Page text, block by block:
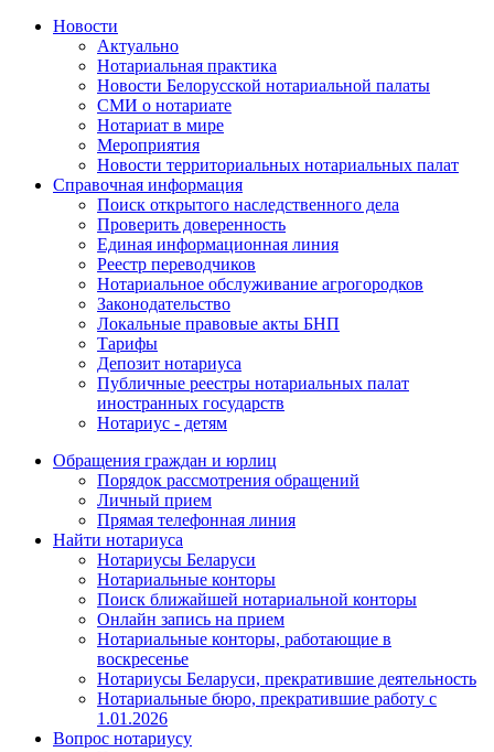
Новости
Актуально
Нотариальная практика
Новости Белорусской нотариальной палаты
СМИ о нотариате
Нотариат в мире
Мероприятия
Новости территориальных нотариальных палат
Справочная информация
Поиск открытого наследственного дела
Проверить доверенность
Единая информационная линия
Реестр переводчиков
Нотариальное обслуживание агрогородков
Законодательство
Локальные правовые акты БНП
Тарифы
Депозит нотариуса
Публичные реестры нотариальных палат
иностранных государств
Нотариус - детям
Обращения граждан и юрлиц
Порядок рассмотрения обращений
Личный прием
Прямая телефонная линия
Найти нотариуса
Нотариусы Беларуси
Нотариальные конторы
Поиск ближайшей нотариальной конторы
Онлайн запись на прием
Нотариальные конторы, работающие в
воскресенье
Нотариусы Беларуси, прекратившие деятельность
Нотариальные бюро, прекратившие работу с
1.01.2026
Вопрос нотариусу